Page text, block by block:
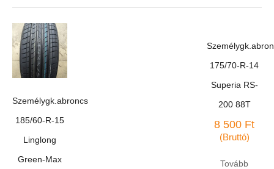
Személygk.abroncs
185/60-R-15
Linglong
Green-Max
175/70-R-14
Superia RS-
200 88T
8 500 Ft
(Bruttó)
Tovább